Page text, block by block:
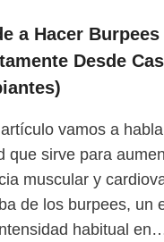
a Hacer Burpees
Desde
vamos a
que sirve para
muscular y
de los burpees, un
habitual